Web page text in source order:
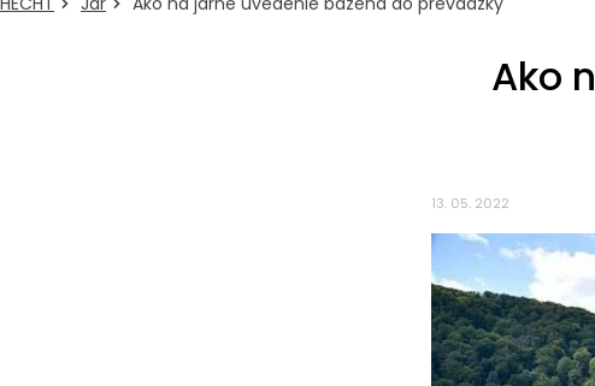
Ako
13. 05. 2022